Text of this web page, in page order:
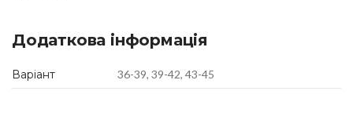
a
y
0
2
Додаткова інформація
Варіант 36-39, 39-42, 43-45